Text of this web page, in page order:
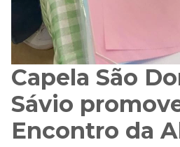
Capela São
Sávio
Encontro da